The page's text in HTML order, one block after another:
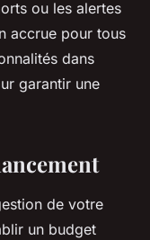
ou les alertes
accrue pour tous
dans
garantir une
de votre
un budget